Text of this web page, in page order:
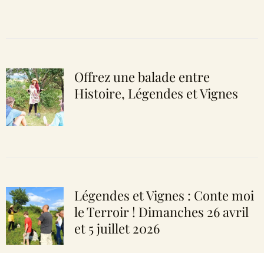
Offrez une balade entre
Histoire, Légendes et Vignes
Légendes et Vignes : Conte moi
le Terroir ! Dimanches 26 avril
et 5 juillet 2026